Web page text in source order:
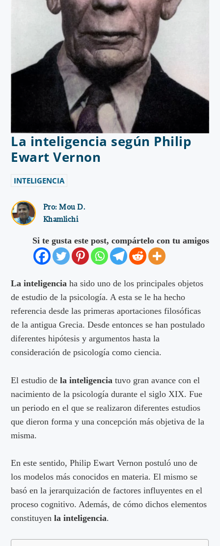
La inteligencia según Philip
Ewart Vernon
INTELIGENCIA
Pro:Mou D.
Khamlichi
Si te gusta este post, compártelo con tu amigos
La inteligencia ha sido uno de los principales objetos
de estudio de la psicología. A esta se le ha hecho
referencia desde las primeras aportaciones filosóficas
de la antigua Grecia. Desde entonces se han postulado
diferentes hipótesis y argumentos hasta la
consideración de psicología como ciencia.
El estudio dela inteligencia tuvo gran avance con el
nacimiento de la psicología durante el siglo XIX. Fue
un periodo en el que se realizaron diferentes estudios
que dieron forma y una concepción más objetiva de la
misma.
En este sentido, Philip Ewart Vernon postuló uno de
los modelos más conocidos en materia. El mismo se
basó en la jerarquización de factores influyentes en el
proceso cognitivo. Además, de cómo dichos elementos
constituyenla inteligencia.